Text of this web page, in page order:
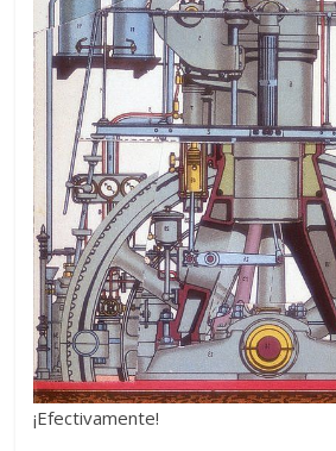
¡Efectivamente!